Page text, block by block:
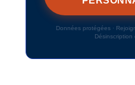
Données protégées ·
Désinscription